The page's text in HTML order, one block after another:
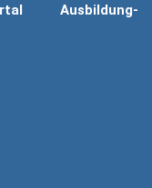
Ausbildung-